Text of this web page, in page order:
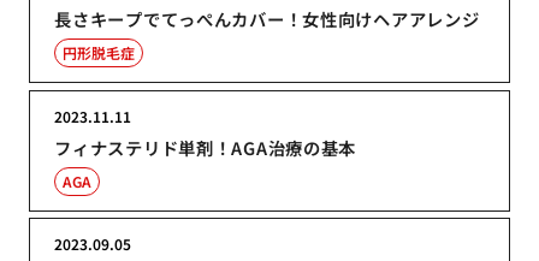
長さキープでてっぺんカバー！女性向けヘアアレンジ
円形脱毛症
フィナステリド単剤！AGA治療の基本
2023.11.11
AGA
2023.09.05